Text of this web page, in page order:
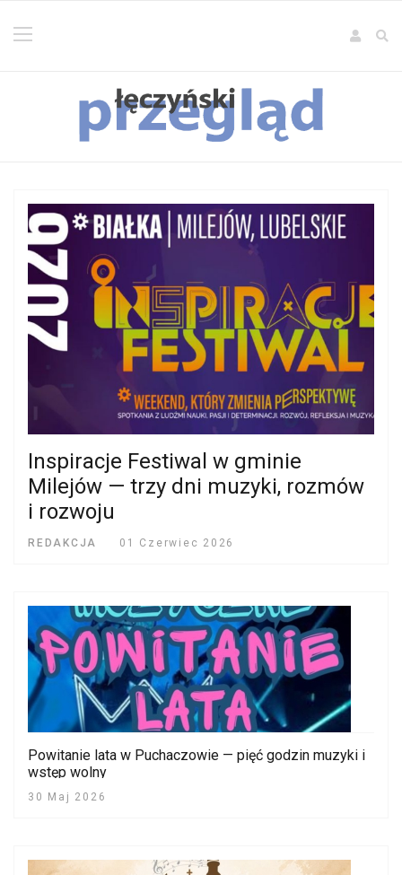
Inspiracje Festiwal w gminie
Milejów — trzy dni muzyki, rozmów
i rozwoju
REDAKCJA 01 Czerwiec 2026
Powitanie lata w Puchaczowie — pięć godzin muzyki i
wstęp wolny
30 Maj 2026